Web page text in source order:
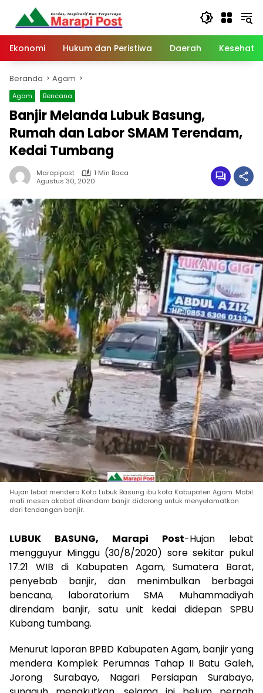
Langsung
konten
Ekonomi
Hukum dan Peristiwa Daerah
Beranda Agam
Agam Bencana
Banjir Melanda Lubuk Basung,
Rumah dan Labor SMAM Terendam,
Kedai Tumbang
Marapipost
1 Min Baca
Agustus 30, 2020
Hujan lebat mendera Kota Lubuk Basung ibu kota Kabupaten Agam. Mobil
mati mesen akabat direndam banjir didorong untuk menyelamatkan
dari tendangan banjir.
LUBUK BASUNG, Marapi Post-Hujan lebat
mengguyur Minggu (30/8/2020) sore sekitar pukul
17.21 WIB di Kabupaten Agam, Sumatera Barat,
penyebab banjir, dan menimbulkan berbagai
bencana, laboratorium SMA Muhammadiyah
direndam banjir, satu unit kedai didepan SPBU
Kubang tumbang.
Menurut laporan BPBD Kabupaten Agam, banjir yang
mendera Komplek Perumnas Tahap II Batu Galeh,
Jorong Surabayo, Nagari Persiapan Surabayo,